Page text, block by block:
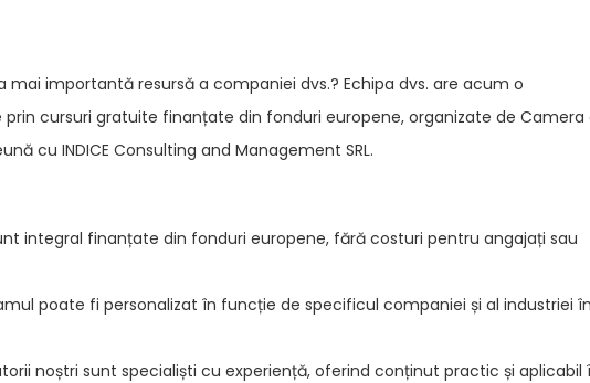
mai importantă resursă a companiei dvs.? Echipa dvs. are acum o
cursuri gratuite finanțate din fonduri europene, organizate de Camera
cu INDICE Consulting and Management SRL.
integral finanțate din fonduri europene, fără costuri pentru angajați sau
poate fi personalizat în funcție de specificul companiei și al industriei în
noștri sunt specialiști cu experiență, oferind conținut practic și aplicabil